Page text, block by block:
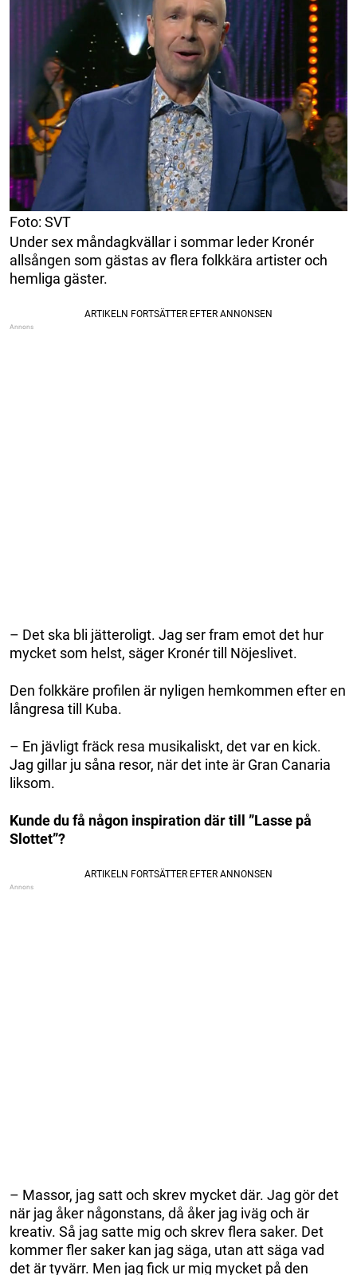
Foto: SVT
Under sex måndagkvällar i sommar leder Kronér
allsången som gästas av flera folkkära artister och
hemliga gäster.
– Det ska bli jätteroligt. Jag ser fram emot det hur
mycket som helst, säger Kronér till Nöjeslivet.
Den folkkäre profilen är nyligen hemkommen efter en
långresa till Kuba.
– En jävligt fräck resa musikaliskt, det var en kick.
Jag gillar ju såna resor, när det inte är Gran Canaria
liksom.
Kunde du få någon inspiration där till ”Lasse på
Slottet”?
– Massor, jag satt och skrev mycket där. Jag gör det
när jag åker någonstans, då åker jag iväg och är
kreativ. Så jag satte mig och skrev flera saker. Det
kommer fler saker kan jag säga, utan att säga vad
det är tyvärr. Men jag fick ur mig mycket på den